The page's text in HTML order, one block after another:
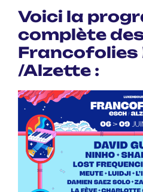
Voici la
complète
Francofolies
/Alzette :